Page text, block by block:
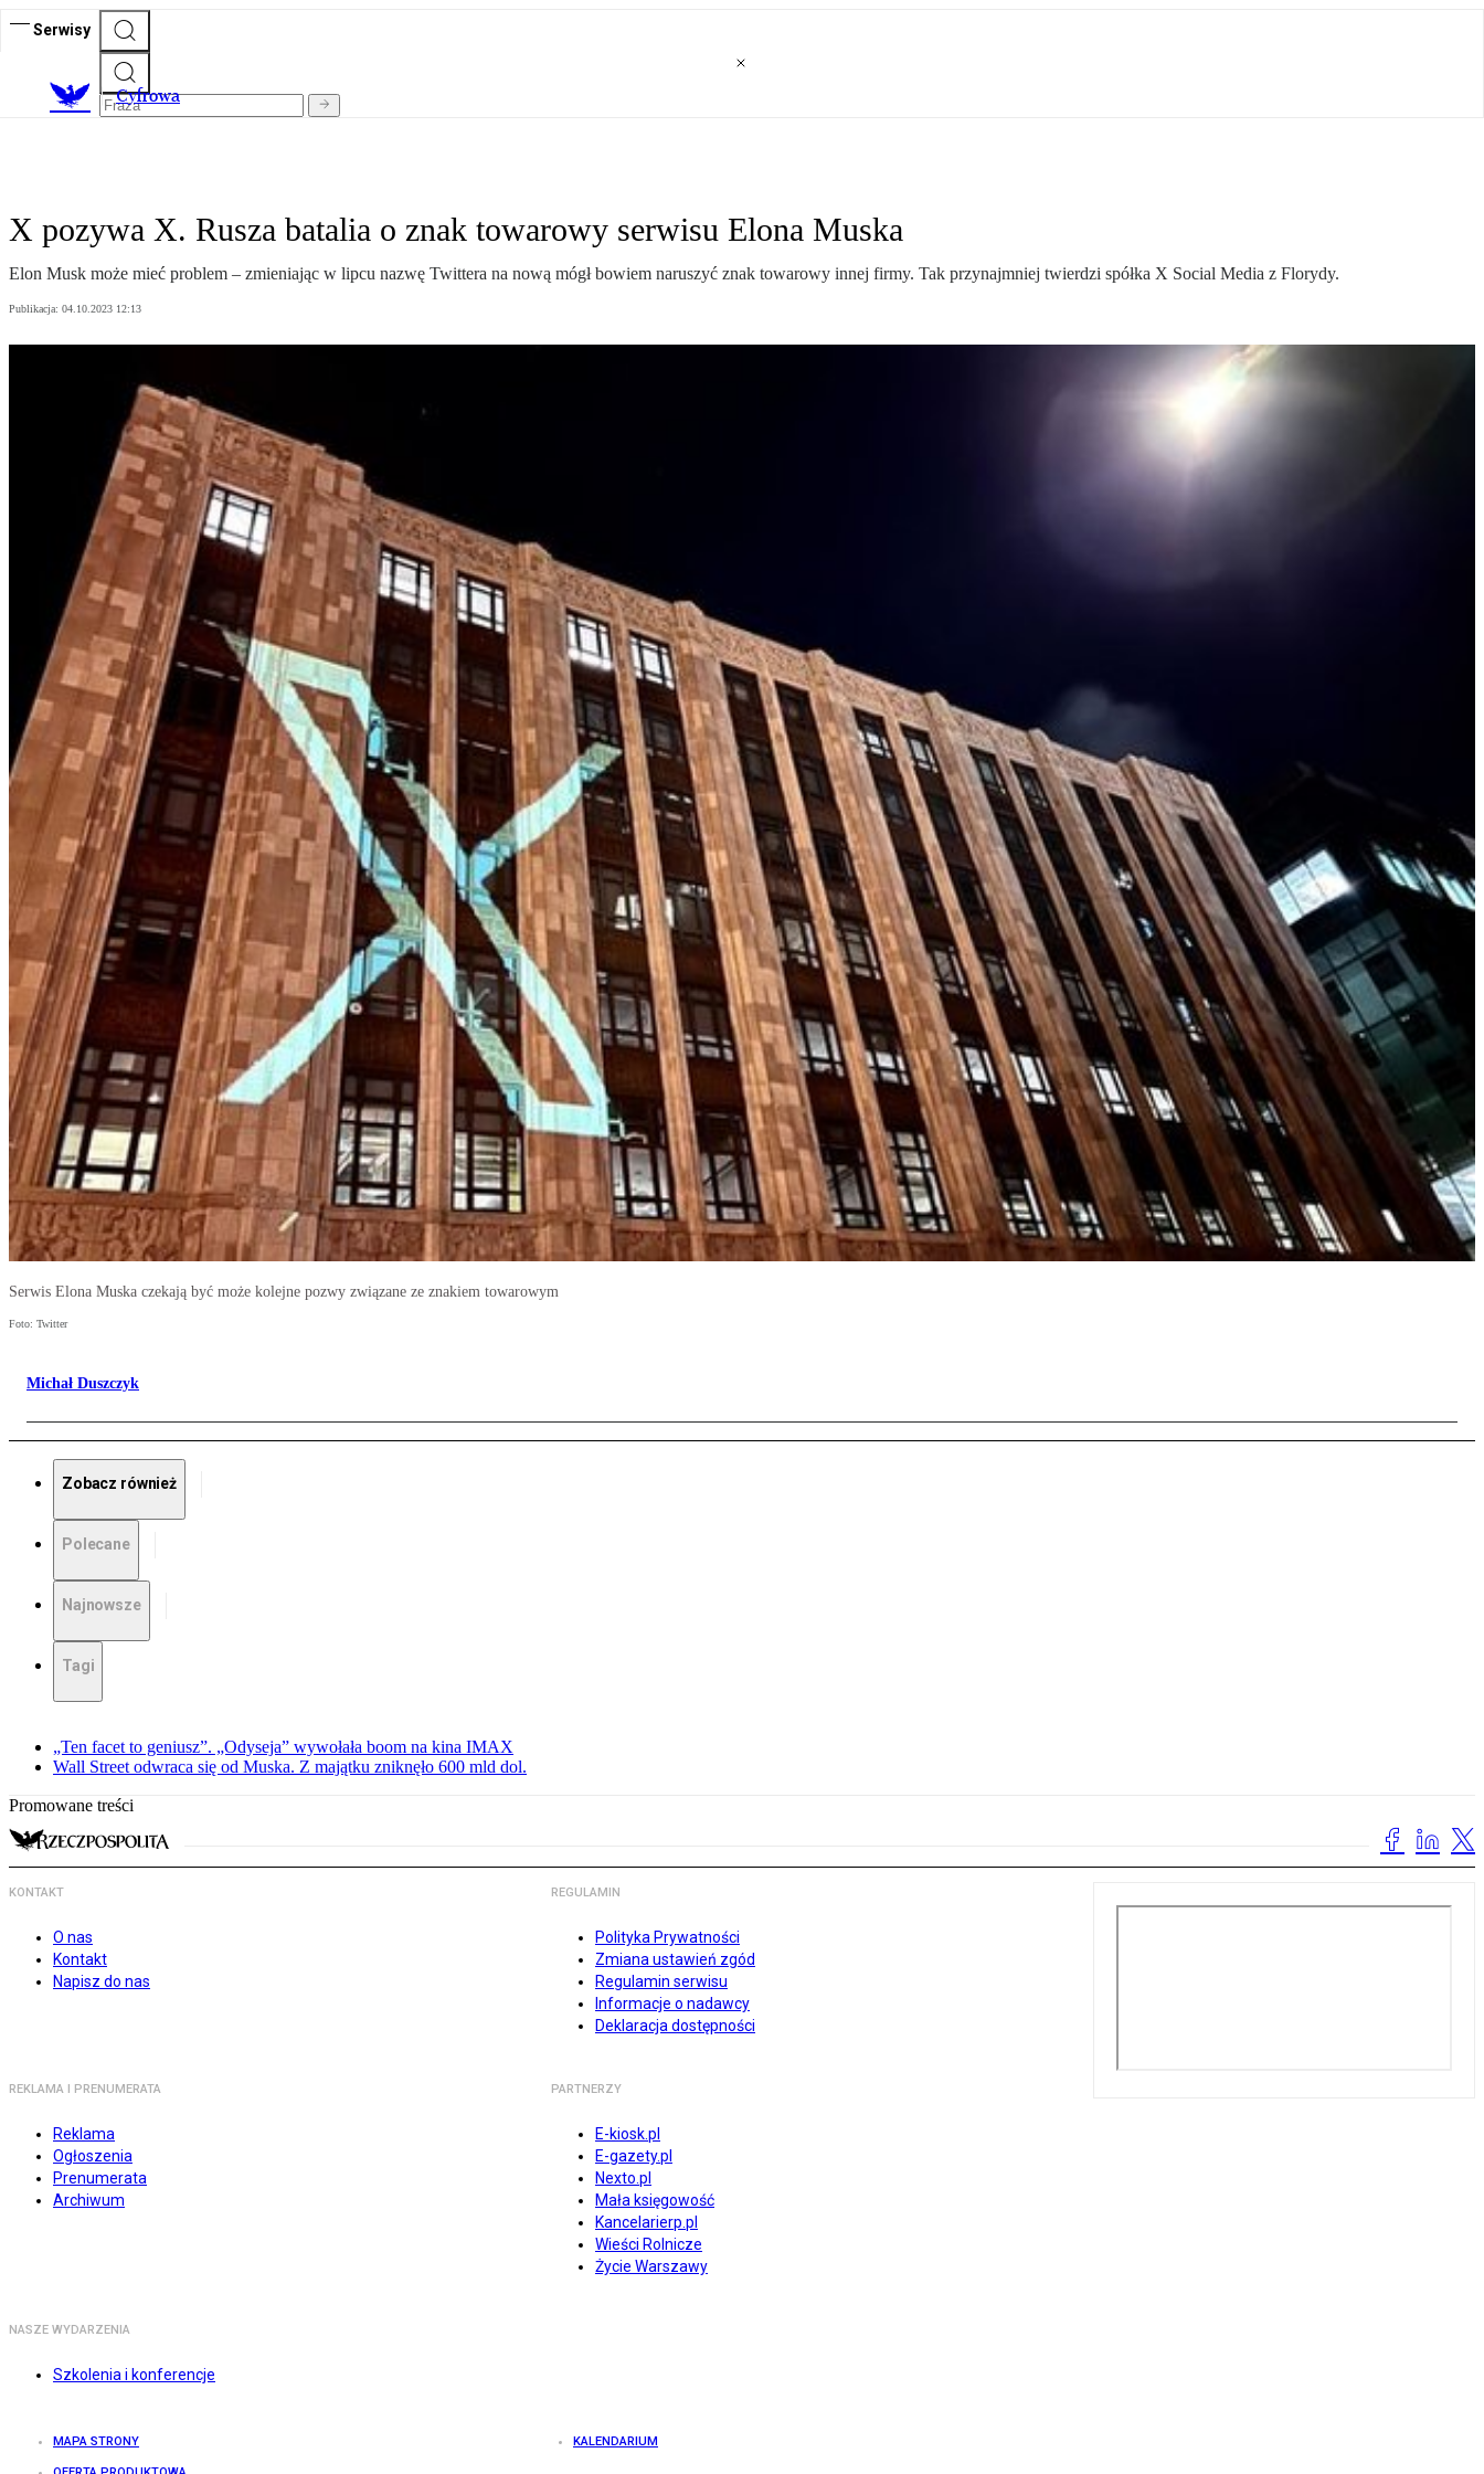
Serwisy
Cyfrowa
X pozywa X. Rusza batalia o znak towarowy serwisu Elona Muska
Elon Musk może mieć problem – zmieniając w lipcu nazwę Twittera na nową mógł bowiem naruszyć znak towarowy innej firmy. Tak przynajmniej twierdzi spółka X Social Media z Florydy.
Publikacja: 04.10.2023 12:13
Serwis Elona Muska czekają być może kolejne pozwy związane ze znakiem towarowym
Foto: Twitter
Michał Duszczyk
Zobacz również
Polecane
Najnowsze
Tagi
„Ten facet to geniusz”. „Odyseja” wywołała boom na kina IMAX
Wall Street odwraca się od Muska. Z majątku zniknęło 600 mld dol.
Promowane treści
KONTAKT
O nas
Kontakt
Napisz do nas
REGULAMIN
Polityka Prywatności
Zmiana ustawień zgód
Regulamin serwisu
Informacje o nadawcy
Deklaracja dostępności
REKLAMA I PRENUMERATA
Reklama
Ogłoszenia
Prenumerata
Archiwum
PARTNERZY
E-kiosk.pl
E-gazety.pl
Nexto.pl
Mała księgowość
Kancelarierp.pl
Wieści Rolnicze
Życie Warszawy
NASZE WYDARZENIA
Szkolenia i konferencje
MAPA STRONY KALENDARIUM